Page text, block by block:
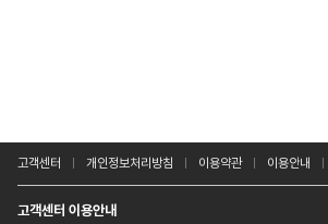
고객센터 개인정보처리방침 이용약관 이용안내
고객센터 이용안내